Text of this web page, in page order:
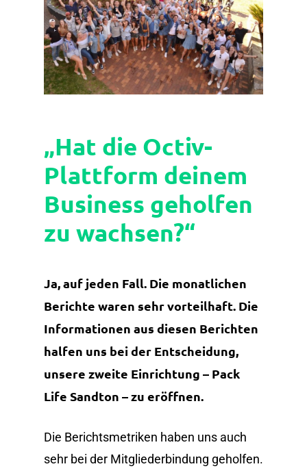
„Hat die Octiv-
Plattform deinem
Business geholfen
zu wachsen?“
Ja, auf jeden Fall. Die monatlichen
Berichte waren sehr vorteilhaft. Die
Informationen aus diesen Berichten
halfen uns bei der Entscheidung,
unsere zweite Einrichtung – Pack
Life Sandton – zu eröffnen.
Die Berichtsmetriken haben uns auch
sehr bei der Mitgliederbindung geholfen.